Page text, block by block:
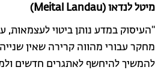
מיטל לנדאו (Meital Landau)
"העיסוק במדע נותן ביטוי לעצמאות,
מחקר עבורי מהווה קרירה שאין
להמשיך להיחשף לאתגרים חדשים